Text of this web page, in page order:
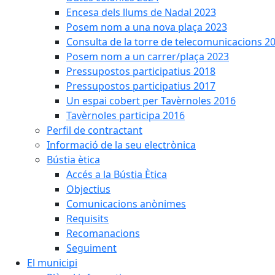
Encesa dels llums de Nadal 2023
Posem nom a una nova plaça 2023
Consulta de la torre de telecomunicacions
Posem nom a un carrer/plaça 2023
Pressupostos participatius 2018
Pressupostos participatius 2017
Un espai cobert per Tavèrnoles 2016
Tavèrnoles participa 2016
Perfil de contractant
Informació de la seu electrònica
Bústia ètica
Accés a la Bústia Ètica
Objectius
Comunicacions anònimes
Requisits
Recomanacions
Seguiment
El municipi